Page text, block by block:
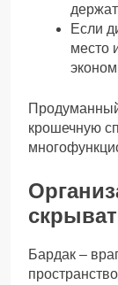
Если
место
крошечную
Бардак –